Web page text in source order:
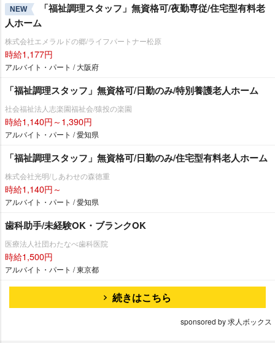
NEW
「福祉調理スタッフ」無資格可/夜勤専従/住宅型有料老
人ホーム
株式会社エメラルドの郷/ライフパートナー松原
時給1,177円
アルバイト・パート / 大阪府
「福祉調理スタッフ」無資格可/日勤のみ/特別養護老人ホーム
社会福祉法人志楽園福祉会/猿投の楽園
時給1,140円～1,390円
アルバイト・パート / 愛知県
「福祉調理スタッフ」無資格可/日勤のみ/住宅型有料老人ホーム
株式会社光明/しあわせの森徳重
時給1,140円～
アルバイト・パート / 愛知県
歯科助手/未経験OK・ブランクOK
医療法人社団わたなべ歯科医院
時給1,500円
アルバイト・パート / 東京都
続きはこちら
sponsored by 求人ボックス